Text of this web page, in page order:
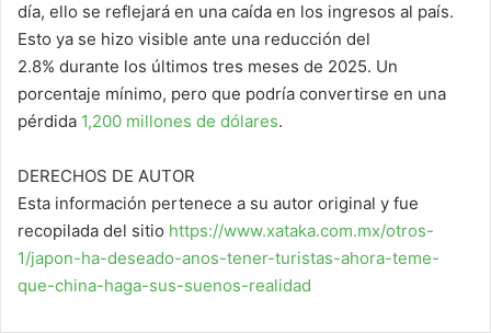
día, ello se reflejará en una caída en los ingresos al país.
Esto ya se hizo visible ante una reducción del
2.8% durante los últimos tres meses de 2025. Un
porcentaje mínimo, pero que podría convertirse en una
pérdida 1,200 millones de dólares.
DERECHOS DE AUTOR
Esta información pertenece a su autor original y fue
recopilada del sitio https://www.xataka.com.mx/otros-
1/japon-ha-deseado-anos-tener-turistas-ahora-teme-
que-china-haga-sus-suenos-realidad